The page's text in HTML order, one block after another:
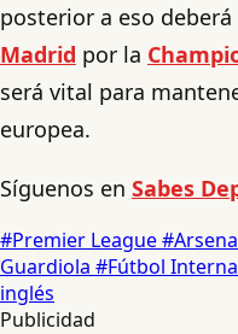
posterior a eso
Madrid por la
será vital para
europea.
Síguenos en Sabes
#Premier League
Guardiola #Fútbol
inglés
Publicidad